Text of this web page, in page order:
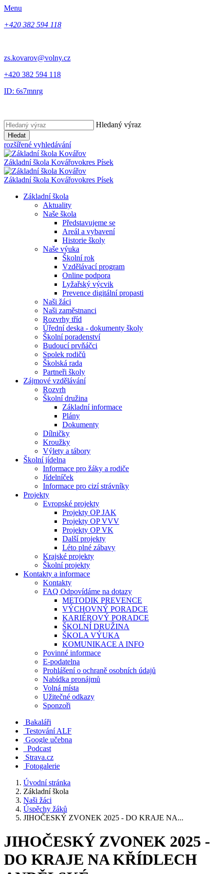
Menu
+420 382 594 118
zs.kovarov@volny.cz
+420 382 594 118
ID: 6s7mnrg
Hledaný výraz
Hledat
rozšířené vyhledávání
Základní škola Kovářovokres Písek
Základní škola Kovářovokres Písek
Základní škola
Aktuality
Naše škola
Představujeme se
Areál a vybavení
Historie školy
Naše výuka
Školní rok
Vzdělávací program
Online podpora
Lyžařský výcvik
Prevence digitální propasti
Naši žáci
Naši zaměstnanci
Rozvrhy tříd
Úřední deska - dokumenty školy
Školní poradenství
Budoucí prvňáčci
Spolek rodičů
Školská rada
Partneři školy
Zájmové vzdělávání
Rozvrh
Školní družina
Základní informace
Plány
Dokumenty
Dílničky
Kroužky
Výlety a tábory
Školní jídelna
Informace pro žáky a rodiče
Jídelníček
Informace pro cizí strávníky
Projekty
Evropské projekty
Projekty OP JAK
Projekty OP VVV
Projekty OP VK
Další projekty
Léto plné zábavy
Krajské projekty
Školní projekty
Kontakty a informace
Kontakty
FAQ Odpovídáme na dotazy
METODIK PREVENCE
VÝCHOVNÝ PORADCE
KARIÉROVÝ PORADCE
ŠKOLNÍ DRUŽINA
ŠKOLA VÝUKA
KOMUNIKACE A INFO
Povinné informace
E-podatelna
Prohlášení o ochraně osobních údajů
Nabídka pronájmů
Volná místa
Užitečné odkazy
Sponzoři
Bakaláři
Testování ALF
Google učebna
Podcast
Strava.cz
Fotogalerie
Úvodní stránka
Základní škola
Naši žáci
Úspěchy žáků
JIHOČESKÝ ZVONEK 2025 - DO KRAJE NA...
JIHOČESKÝ ZVONEK 2025 -
DO KRAJE NA KŘÍDLECH